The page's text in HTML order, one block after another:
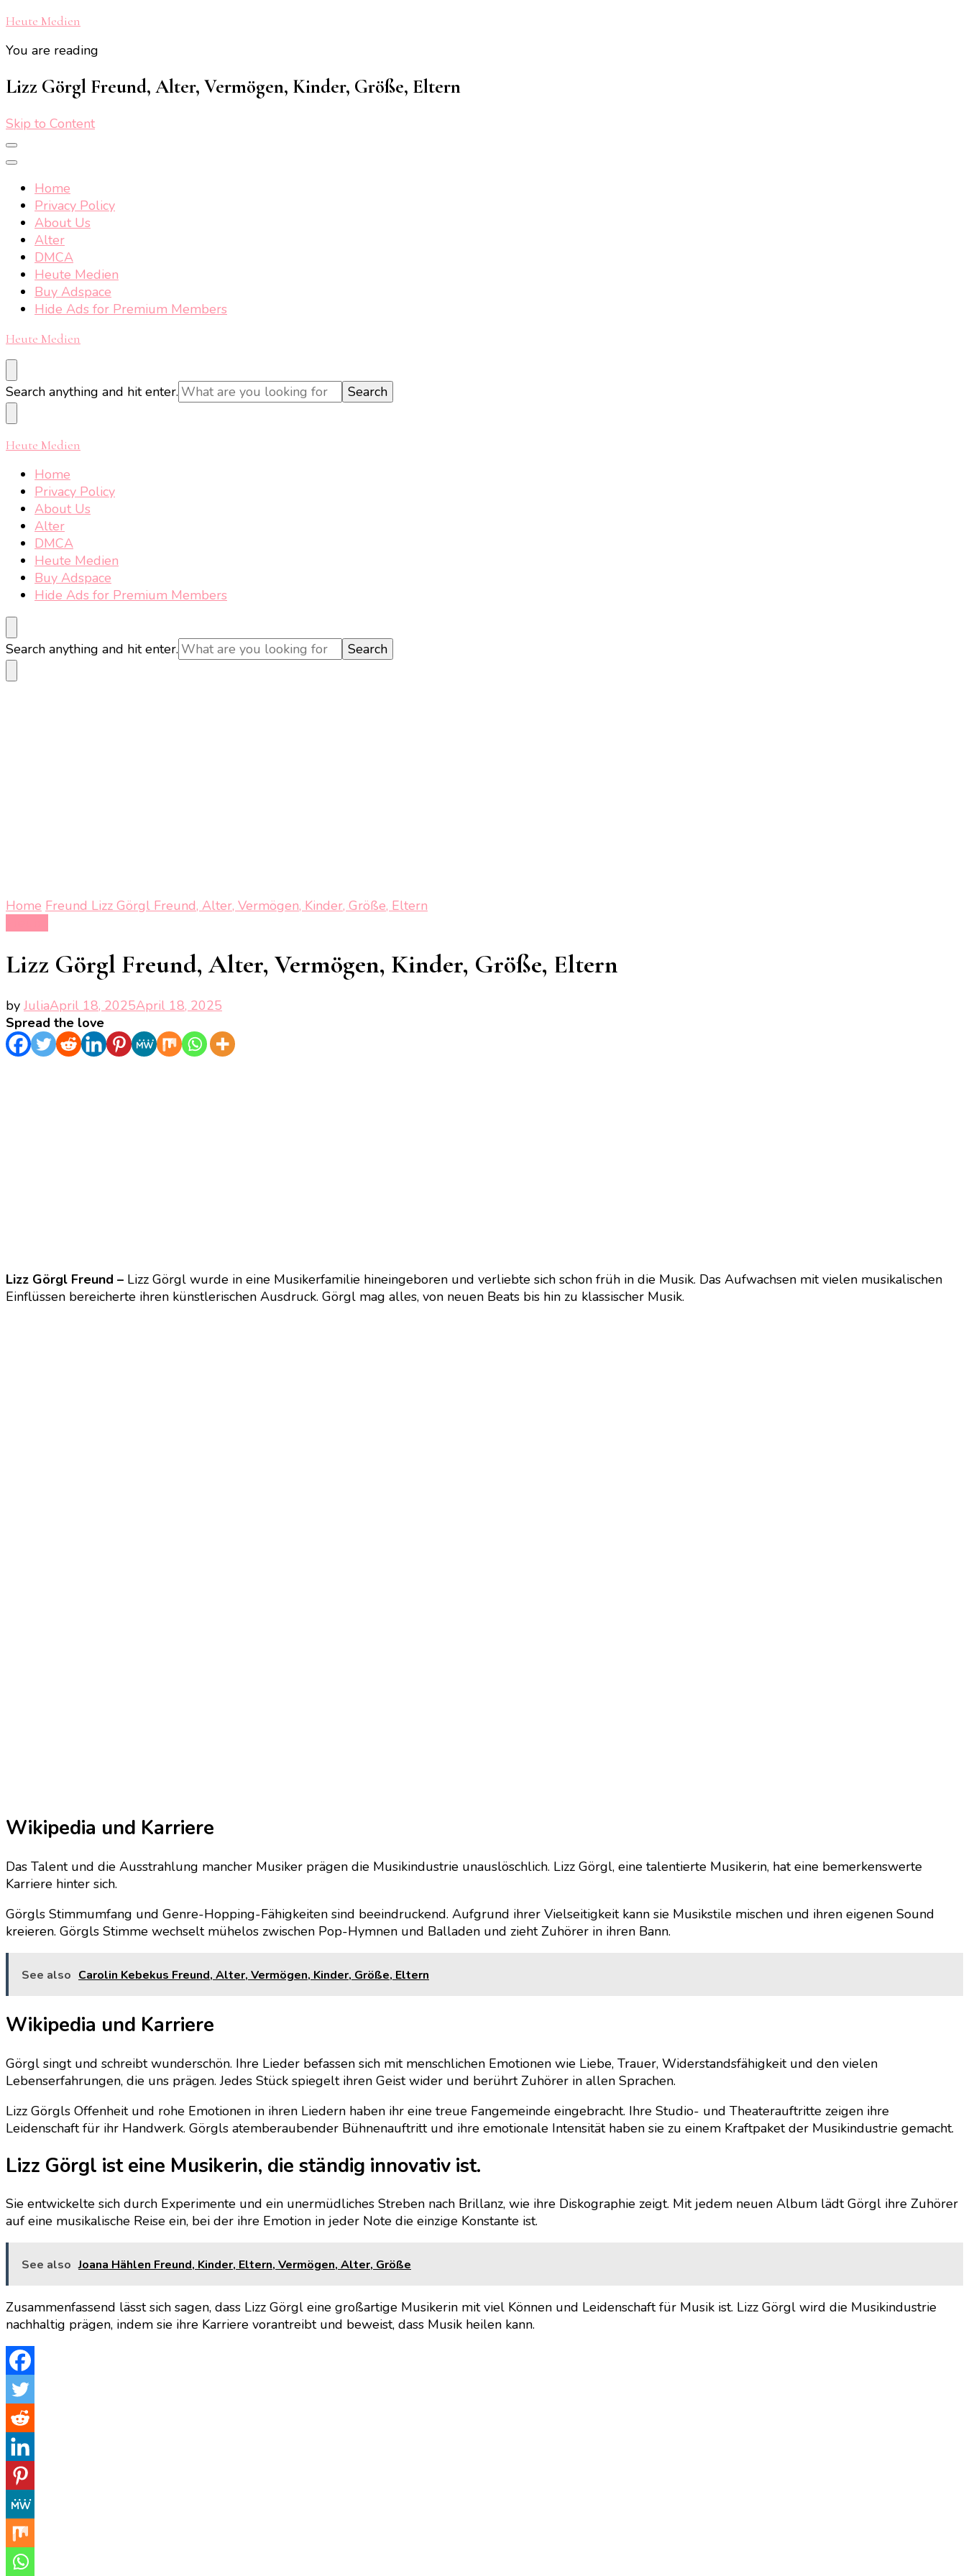
Heute Medien
You are reading
Lizz Görgl Freund, Alter, Vermögen, Kinder, Größe, Eltern
Skip to Content
Home
Privacy Policy
About Us
Alter
DMCA
Heute Medien
Buy Adspace
Hide Ads for Premium Members
Heute Medien
Looking
for
Something?
Search anything and hit enter.
Heute Medien
Home
Privacy Policy
About Us
Alter
DMCA
Heute Medien
Buy Adspace
Hide Ads for Premium Members
Looking
for
Something?
Search anything and hit enter.
Home Freund Lizz Görgl Freund, Alter, Vermögen, Kinder, Größe, Eltern
Lizz Görgl Freund, Alter, Vermögen, Kinder, Größe, Eltern
byJuliaApril 18, 2025April 18, 2025
Spread the love
Lizz Görgl Freund – Lizz Görgl wurde in eine Musikerfamilie hineingeboren und verliebte sich schon früh in die Musik. Das Aufwachsen mit vielen musikalischen
Einflüssen bereicherte ihren künstlerischen Ausdruck. Görgl mag alles, von neuen Beats bis hin zu klassischer Musik.
Wikipedia und Karriere
Das Talent und die Ausstrahlung mancher Musiker prägen die Musikindustrie unauslöschlich. Lizz Görgl, eine talentierte Musikerin, hat eine bemerkenswerte
Karriere hinter sich.
Görgls Stimmumfang und Genre-Hopping-Fähigkeiten sind beeindruckend. Aufgrund ihrer Vielseitigkeit kann sie Musikstile mischen und ihren eigenen Sound
kreieren. Görgls Stimme wechselt mühelos zwischen Pop-Hymnen und Balladen und zieht Zuhörer in ihren Bann.
See also Carolin Kebekus Freund, Alter, Vermögen, Kinder, Größe, Eltern
Wikipedia und Karriere
Görgl singt und schreibt wunderschön. Ihre Lieder befassen sich mit menschlichen Emotionen wie Liebe, Trauer, Widerstandsfähigkeit und den vielen
Lebenserfahrungen, die uns prägen. Jedes Stück spiegelt ihren Geist wider und berührt Zuhörer in allen Sprachen.
Lizz Görgls Offenheit und rohe Emotionen in ihren Liedern haben ihr eine treue Fangemeinde eingebracht. Ihre Studio- und Theaterauftritte zeigen ihre
Leidenschaft für ihr Handwerk. Görgls atemberaubender Bühnenauftritt und ihre emotionale Intensität haben sie zu einem Kraftpaket der Musikindustrie gemacht.
Lizz Görgl ist eine Musikerin, die ständig innovativ ist.
Sie entwickelte sich durch Experimente und ein unermüdliches Streben nach Brillanz, wie ihre Diskographie zeigt. Mit jedem neuen Album lädt Görgl ihre Zuhörer
auf eine musikalische Reise ein, bei der ihre Emotion in jeder Note die einzige Konstante ist.
See also Joana Hählen Freund, Kinder, Eltern, Vermögen, Alter, Größe
Zusammenfassend lässt sich sagen, dass Lizz Görgl eine großartige Musikerin mit viel Können und Leidenschaft für Musik ist. Lizz Görgl wird die Musikindustrie
nachhaltig prägen, indem sie ihre Karriere vorantreibt und beweist, dass Musik heilen kann.